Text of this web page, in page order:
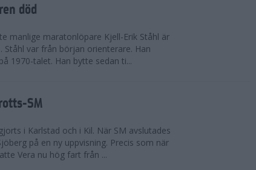
död
manlige maratonlöpare Kjell-Erik Ståhl är
Ståhl var från början orienterare. Han
1970-talet. Han bytte sedan ti...
SM
i Karlstad och i Kil. När SM avslutades
på en ny uppvisning. Precis som när
Vera nu hög fart från ...